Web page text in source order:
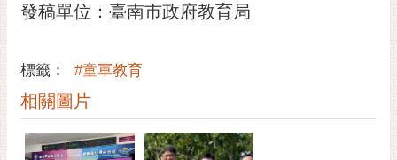
放
告
市
府
交
通
發稿單位：臺南市政府教育局
標籤： #童軍教育
相關圖片